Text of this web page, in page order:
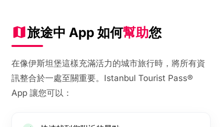
旅途中 App 如何幫助您
在像伊斯坦堡這樣充滿活力的城市旅行時，將所有資
訊整合於一處至關重要。Istanbul Tourist Pass®
App 讓您可以：